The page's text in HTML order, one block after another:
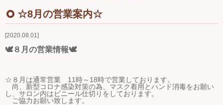
お問い合わせ
４月の営業案内
2020.08.01
☆8月の営業案内☆
🕊８月の営業情報🕊
☆８月は通常営業 11時～18時で営業しております。
尚、新型コロナ感染対策の為、マスク着用とハンド消毒をお願い
し、サロン内はビニール仕切りをしております。
ご協力お願い致します。